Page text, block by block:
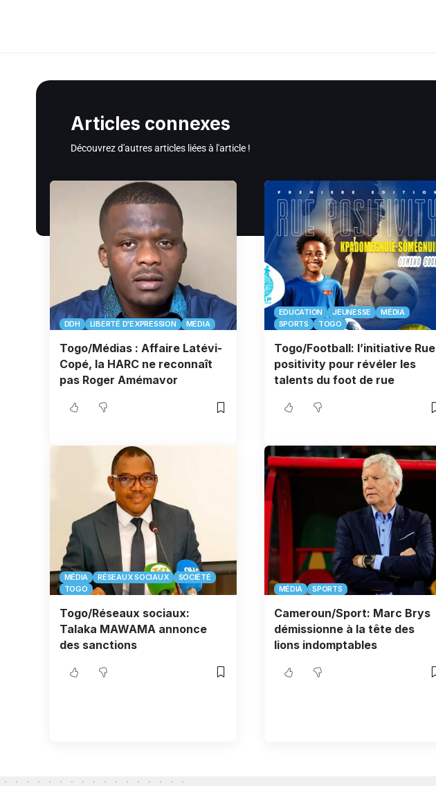
Articles connexes
Découvrez d'autres articles liées à l'article !
DDH LIBERTÉ D'EXPRESSION MÉDIA
Togo/Médias : Affaire Latévi-
Copé, la HARC ne reconnaît
pas Roger Amémavor
EDUCATION JEUNESSE
MÉDIA
SPORTS
TOGO
Togo/Football: l’initiative Rue
positivity pour révéler les
talents du foot de rue
MÉDIA RÉSEAUX SOCIAUX
SOCIÉTÉ
TOGO
Togo/Réseaux sociaux:
Talaka MAWAMA annonce
des sanctions
MÉDIA SPORTS
Cameroun/Sport: Marc Brys
démissionne à la tête des
lions indomptables